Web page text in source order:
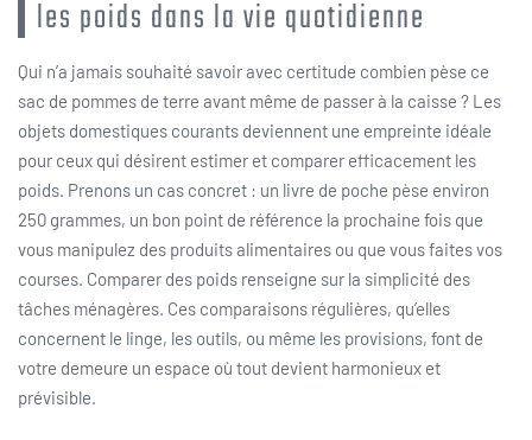
les poids dans la vie quotidienne
Qui n’a jamais souhaité savoir avec certitude combien pèse ce
sac de pommes de terre avant même de passer à la caisse ? Les
objets domestiques courants deviennent une empreinte idéale
pour ceux qui désirent estimer et comparer efficacement les
poids. Prenons un cas concret : un livre de poche pèse environ
250 grammes, un bon point de référence la prochaine fois que
vous manipulez des produits alimentaires ou que vous faites vos
courses. Comparer des poids renseigne sur la simplicité des
tâches ménagères. Ces comparaisons régulières, qu’elles
concernent le linge, les outils, ou même les provisions, font de
votre demeure un espace où tout devient harmonieux et
prévisible.